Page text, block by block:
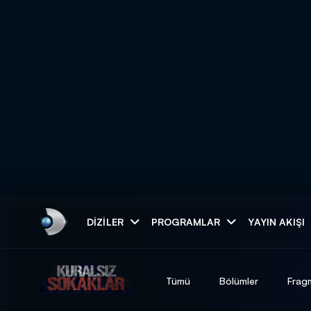
DIZILER PROGRAMLAR YAYIN AKIŞI
Tümü Bölümler